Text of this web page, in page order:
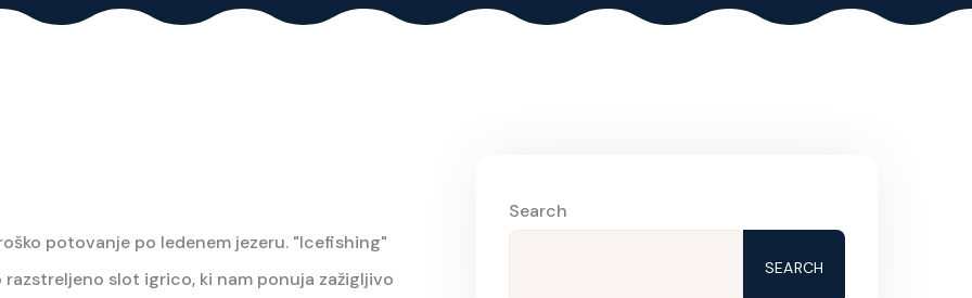
potovanje po ledenem jezeru. "Icefishing"
slot igrico, ki nam ponuja zažigljivo
Search
SEARCH